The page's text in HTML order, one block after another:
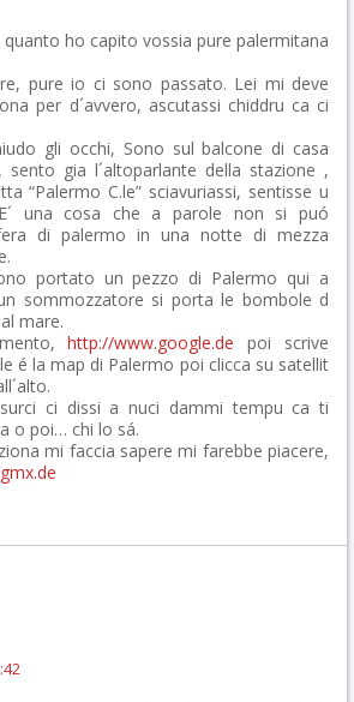
quanto ho capito vossia pure palermitana
pure io ci sono passato. Lei mi deve
per d´avvero, ascutassi chiddru ca ci
gli occhi, Sono sul balcone di casa
gia l´altoparlante della stazione ,
“Palermo C.le” sciavuriassi, sentisse u
una cosa che a parole non si puó
di palermo in una notte di mezza
portato un pezzo di Palermo qui a
sommozzatore si porta le bombole d
mare.
http://www.google.de poi scrive
é la map di Palermo poi clicca su satellit
ci dissi a nuci dammi tempu ca ti
o poi… chi lo sá.
mi faccia sapere mi farebbe piacere,